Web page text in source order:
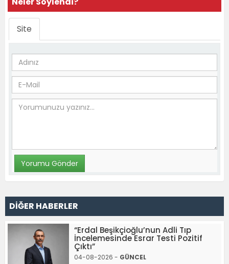
Site
DİĞER HABERLER
“Erdal Beşikçioğlu’nun Adli Tıp
İncelemesinde Esrar Testi Pozitif
Çıktı”
04-08-2026 - GÜNCEL